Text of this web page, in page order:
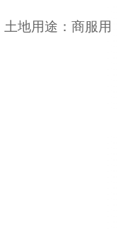
地用途：商服用